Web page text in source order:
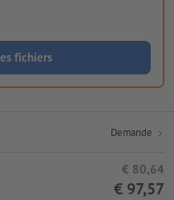
fichiers
Demande
€ 80,64
€ 97,57